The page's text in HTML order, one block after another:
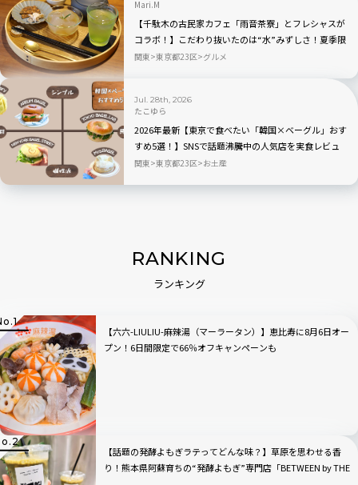
Mari.M
【千駄木の古民家カフェ「雨音茶寮」とフレシャスが
コラボ！】こだわり抜いたのは“水”みずしさ！夏季限
定の冷茶と和菓子が登場
関東 東京都23区 グルメ
Jul. 28th, 2026
たこゆら
2026年最新【東京で食べたい「韓国×ベーグル」おす
すめ5選！】SNSで話題沸騰中の人気店を実食レビュ
ー
関東 東京都23区 お土産
RANKING
ランキング
【六六-LIULIU-麻辣湯（マーラータン）】恵比寿に8月6日オー
プン！6日間限定で66％オフキャンペーンも
【話題の発酵よもぎラテってどんな味？】草原を思わせる香
り！熊本県阿蘇育ちの“発酵よもぎ”専門店「BETWEEN by THE